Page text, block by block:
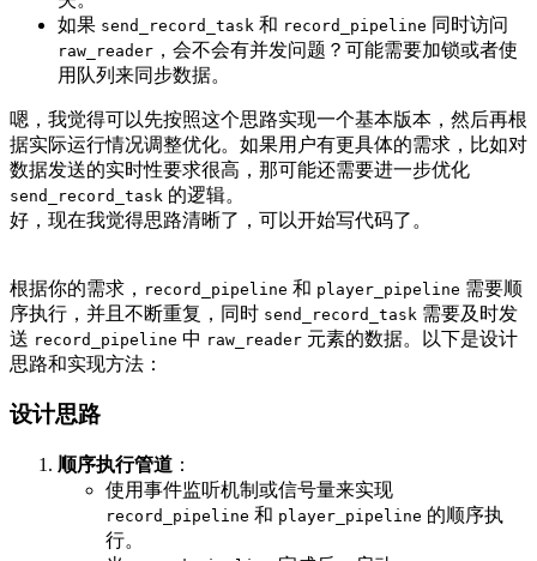
如果 send_record_task 和 record_pipeline 同时访问
raw_reader ，会不会有并发问题？可能需要加锁或者使
用队列来同步数据。
嗯，我觉得可以先按照这个思路实现一个基本版本，然后再根
据实际运行情况调整优化。如果用户有更具体的需求，比如对
数据发送的实时性要求很高，那可能还需要进一步优化
send_record_task 的逻辑。
好，现在我觉得思路清晰了，可以开始写代码了。
根据你的需求， record_pipeline 和 player_pipeline 需要顺
序执行，并且不断重复，同时 send_record_task 需要及时发
送 record_pipeline 中 raw_reader 元素的数据。以下是设计
思路和实现方法：
设计思路
顺序执行管道 ：
使用事件监听机制或信号量来实现
record_pipeline 和 player_pipeline 的顺序执
行。